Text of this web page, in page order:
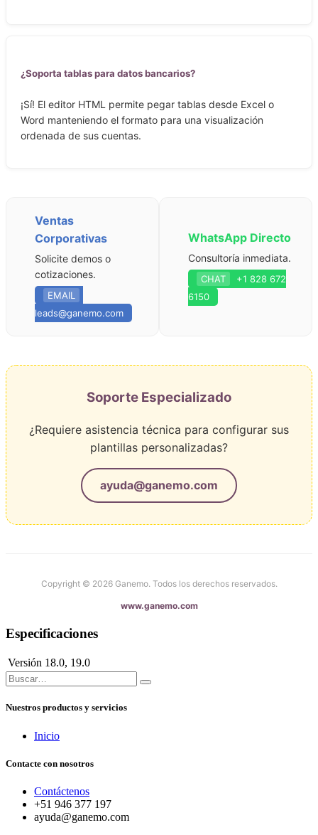
¿Soporta tablas para datos bancarios?
¡Sí! El editor HTML permite pegar tablas desde Excel o
Word manteniendo el formato para una visualización
ordenada de sus cuentas.
Ventas
Corporativas
Solicite demos o
cotizaciones.
EMAIL
leads@ganemo.com
WhatsApp Directo
Consultoría inmediata.
CHAT
+1 828 672
6150
Soporte Especializado
¿Requiere asistencia técnica para configurar sus
plantillas personalizadas?
ayuda@ganemo.com
Copyright © 2026 Ganemo. Todos los derechos reservados.
www.ganemo.com
Especificaciones
Versión 18.0, 19.0
Nuestros productos y servicios
Inicio
Contacte con nosotros
Contáctenos
+51 946 377 197
ayuda@ganemo.com